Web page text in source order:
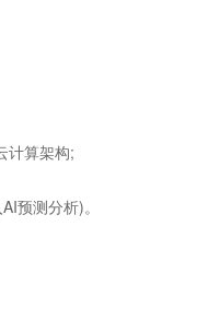
计算架构;
预测分析)。